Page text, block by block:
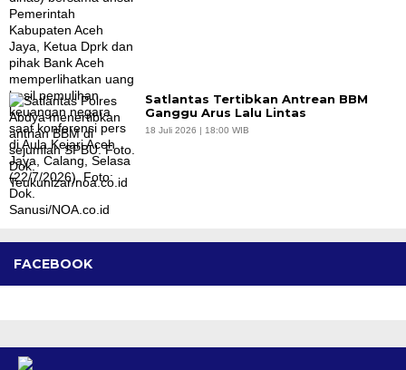
Satlantas Tertibkan Antrean BBM
Ganggu Arus Lalu Lintas
18 Juli 2026 | 18:00 WIB
FACEBOOK